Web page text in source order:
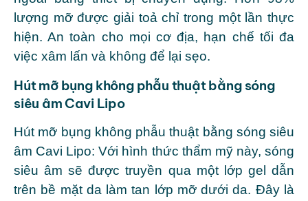
lượng mỡ được giải toả chỉ trong một lần thực
hiện. An toàn cho mọi cơ địa, hạn chế tối đa
việc xâm lấn và không để lại sẹo.
Hút mỡ bụng không phẫu thuật bằng sóng
siêu âm Cavi Lipo
Hút mỡ bụng không phẫu thuật bằng sóng siêu
âm Cavi Lipo: Với hình thức thẩm mỹ này, sóng
siêu âm sẽ được truyền qua một lớp gel dẫn
trên bề mặt da làm tan lớp mỡ dưới da. Đây là